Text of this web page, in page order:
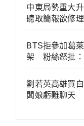
中東局勢重大
聽取簡報欲修
BTS拒參加葛
架 粉絲怒批：
劉若英高雄買
闆娘虧難聊天